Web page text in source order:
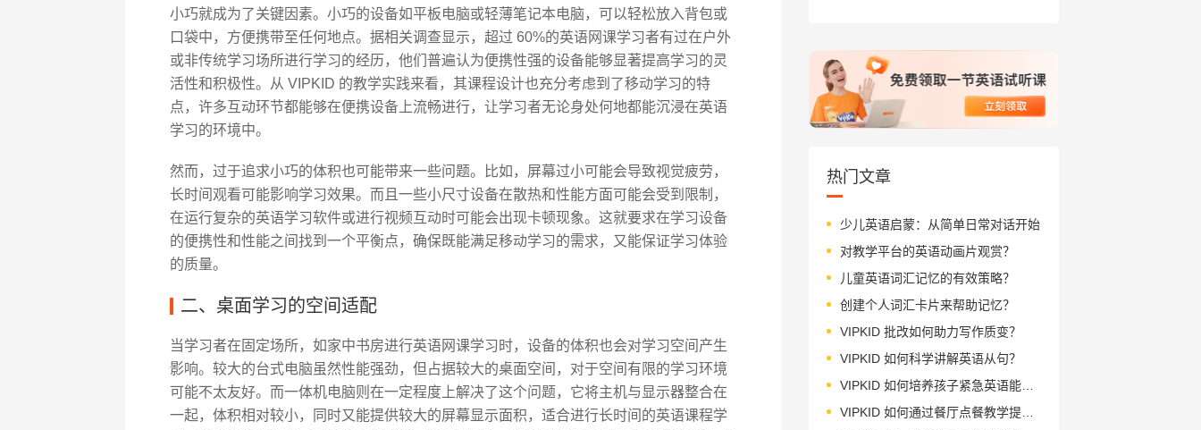
小巧就成为了关键因素。小巧的设备如平板电脑或轻薄笔记本电脑，可以轻松放入背包或
口袋中，方便携带至任何地点。据相关调查显示，超过 60%的英语网课学习者有过在户外
或非传统学习场所进行学习的经历，他们普遍认为便携性强的设备能够显著提高学习的灵
活性和积极性。从 VIPKID 的教学实践来看，其课程设计也充分考虑到了移动学习的特
点，许多互动环节都能够在便携设备上流畅进行，让学习者无论身处何地都能沉浸在英语
学习的环境中。
然而，过于追求小巧的体积也可能带来一些问题。比如，屏幕过小可能会导致视觉疲劳，
长时间观看可能影响学习效果。而且一些小尺寸设备在散热和性能方面可能会受到限制，
在运行复杂的英语学习软件或进行视频互动时可能会出现卡顿现象。这就要求在学习设备
的便携性和性能之间找到一个平衡点，确保既能满足移动学习的需求，又能保证学习体验
的质量。
二、桌面学习的空间适配
当学习者在固定场所，如家中书房进行英语网课学习时，设备的体积也会对学习空间产生
影响。较大的台式电脑虽然性能强劲，但占据较大的桌面空间，对于空间有限的学习环境
可能不太友好。而一体机电脑则在一定程度上解决了这个问题，它将主机与显示器整合在
一起，体积相对较小，同时又能提供较大的屏幕显示面积，适合进行长时间的英语课程学
热门文章
少儿英语启蒙：从简单日常对话开始
对教学平台的英语动画片观赏？
儿童英语词汇记忆的有效策略？
创建个人词汇卡片来帮助记忆？
VIPKID 批改如何助力写作质变？
VIPKID 如何科学讲解英语从句？
VIPKID 如何培养孩子紧急英语能力？
VIPKID 如何通过餐厅点餐教学提升少儿英语应用能力？